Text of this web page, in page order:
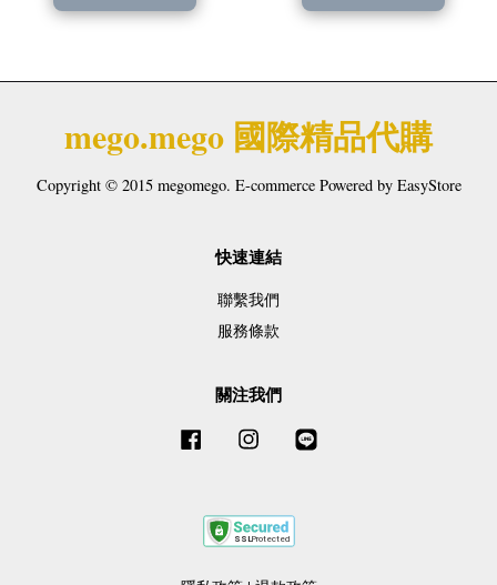
mego.mego 國際精品代購
Copyright © 2015 megomego. E-commerce Powered by EasyStore
快速連結
聯繫我們
服務條款
關注我們
Facebook Instagram